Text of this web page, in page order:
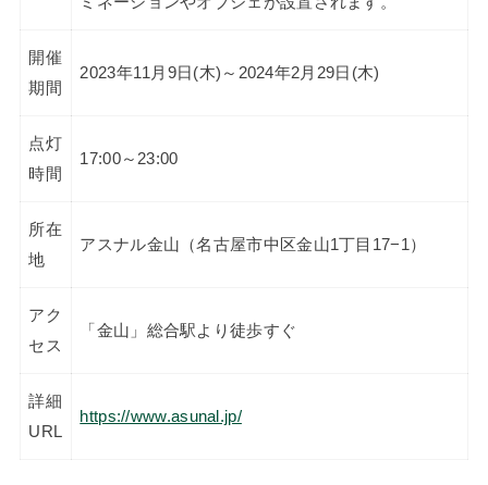
開催
期間
2023年11月9日(木)～2024年2月29日(木)
点灯
時間
17:00～23:00
所在
地
アスナル金山（名古屋市中区金山1丁目17−1）
アク
セス
「金山」総合駅より徒歩すぐ
詳細
URL
https://www.asunal.jp/